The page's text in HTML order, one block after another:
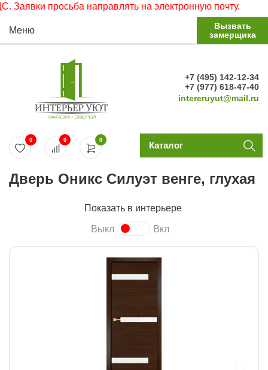
просьба направлять на электронную почту.
Меню
Вызвать
замерщика
+7 (495) 142-12-34
+7 (977) 618-47-40
intereruyut@mail.ru
0
0 0 Каталог
Дверь Оникс Силуэт венге, глухая
Показать в интерьере
Выкл Вкл